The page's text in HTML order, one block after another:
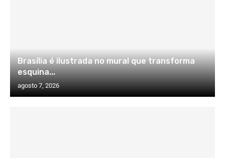
Brasília é ilustrada no mural que transforma
esquina...
agosto 7, 2026